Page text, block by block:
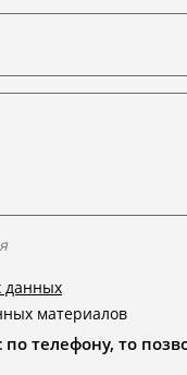
данных
материалов
по телефону, то